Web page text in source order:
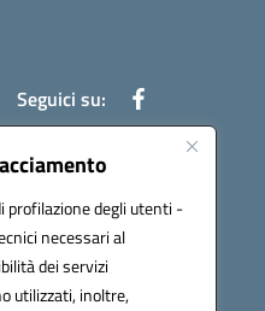
degli utenti -
necessari al
dei servizi
utilizzati, inoltre,
Seguici su: